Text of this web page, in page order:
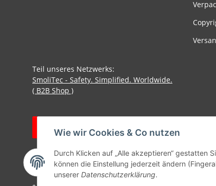
Wie wir Cookies & Co nutzen
Durch Klicken auf „Alle akzeptieren“ gestatten
können die Einstellung jederzeit ändern
unserer Datenschutzerklärung.
Teil unseres Netzwerks:
SmoliTec - Safety. Simplified. Worldwide.
( B2B Shop )
Vertrag widerrufen